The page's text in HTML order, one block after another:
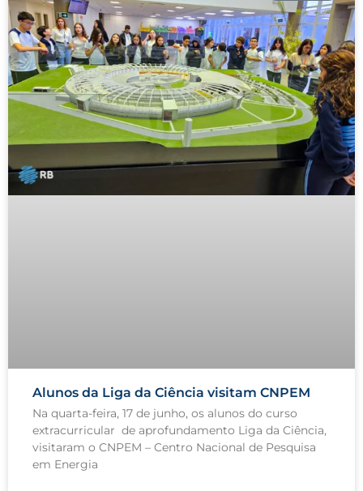
Alunos da Liga da Ciência visitam CNPEM
Na quarta-feira, 17 de junho, os alunos do curso
extracurricular de aprofundamento Liga da Ciência,
visitaram o CNPEM – Centro Nacional de Pesquisa
em Energia